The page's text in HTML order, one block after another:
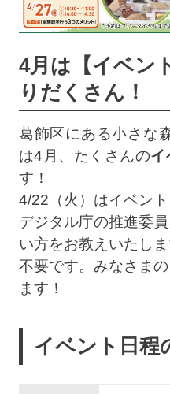
4月は【イベン
りだくさん！
葛飾区にある小さな
は4月、たくさんのイ
す！
4/22（火）はイベント
デジタル庁の推進委
い方をお教えいたし
不要です。みなさま
ます！
イベント日程